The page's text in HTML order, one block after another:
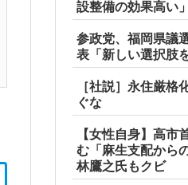
設整備の効果高い」
参政党、福岡県議
表「新しい選択肢を
［社説］永住厳格
ぐな
【女性自身】高市
む「麻生支配から
林鷹之氏もクビ